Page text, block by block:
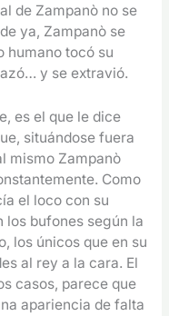
de Zampanò no se
ya, Zampanò se
humano tocó su
y se extravió.
es el que le dice
situándose fuera
mismo Zampanò
Como
el loco con su
los bufones según la
los únicos que en su
al rey a la cara. El
casos, parece que
apariencia de falta